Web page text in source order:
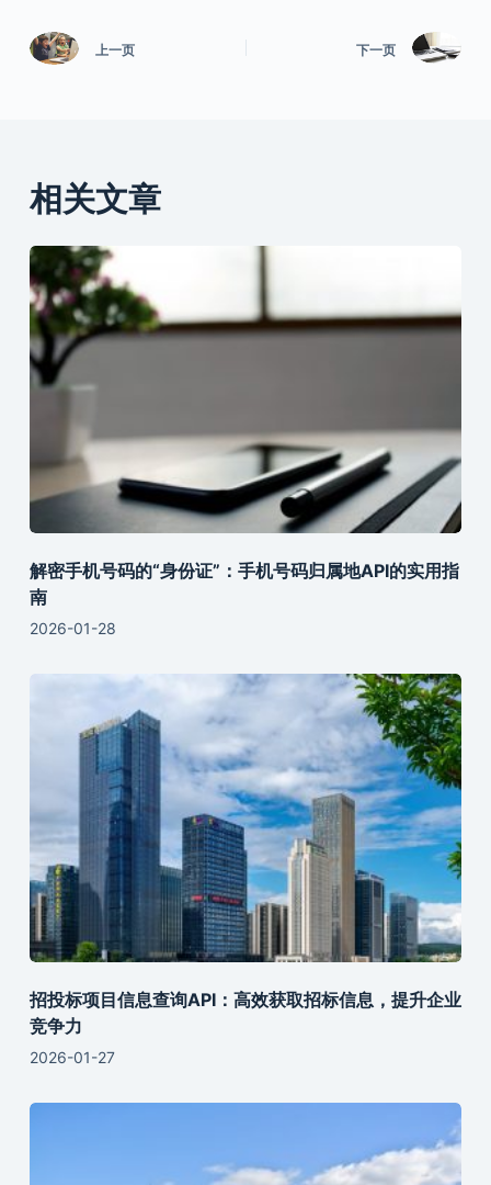
上一页 下一页
相关文章
解密手机号码的“身份证”：手机号码归属地API的实用指
南
2026-01-28
招投标项目信息查询API：高效获取招标信息，提升企业
竞争力
2026-01-27